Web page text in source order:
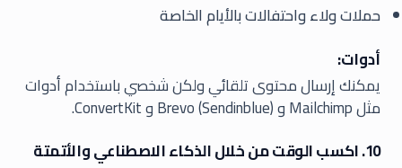
حملات ولاء واحتفالات بالأيام الخاصة
أدوات:
يمكنك إرسال محتوى تلقائي ولكن شخصي باستخدام أدوات
مثل Mailchimp و Brevo (Sendinblue) و ConvertKit.
10. اكسب الوقت من خلال الذكاء الاصطناعي والأتمتة